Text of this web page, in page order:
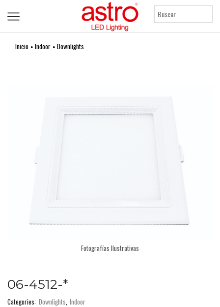
Inicio • Indoor • Downlights
Fotografías Ilustrativas
06-4512-*
Categories: Downlights Indoor